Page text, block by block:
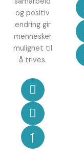
og positiv
endring gir
mennesker
mulighet til
å trives.
L
i
n
k
e
d
i
Y
o
u
t
u
b
e